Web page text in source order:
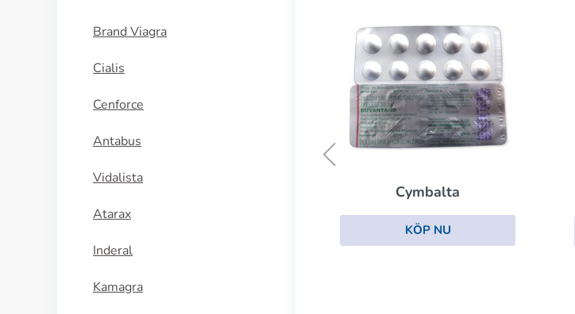
Brand Viagra
Cialis
Cenforce
Antabus
Vidalista
Atarax
Inderal
Kamagra
Remeron